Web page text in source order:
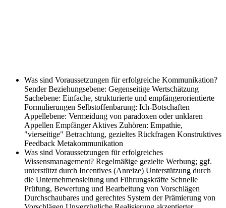
Was sind Voraussetzungen für erfolgreiche Kommunikation?
Sender Beziehungsebene: Gegenseitige Wertschätzung
Sachebene: Einfache, strukturierte und empfängerorientierte
Formulierungen Selbstoffenbarung: Ich-Botschaften
Appellebene: Vermeidung von paradoxen oder unklaren
Appellen Empfänger Aktives Zuhören: Empathie,
"vierseitige" Betrachtung, gezieltes Rückfragen Konstruktives
Feedback Metakommunikation
Was sind Voraussetzungen für erfolgreiches
Wissensmanagement? Regelmäßige gezielte Werbung; ggf.
unterstützt durch Incentives (Anreize) Unterstützung durch
die Unternehmensleitung und Führungskräfte Schnelle
Prüfung, Bewertung und Bearbeitung von Vorschlägen
Durchschaubares und gerechtes System der Prämierung von